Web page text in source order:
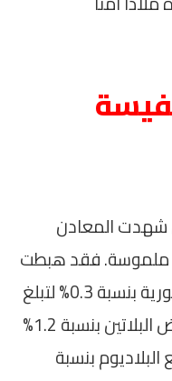
شهدت المعادن
ملموسة. فقد هبطت
أسعار الفضة في المعاملات الفورية بنسبة 0.3% لتبلغ
59.82 دولار للأوقية. بينما انخفض البلاتين بنسبة 1.2%
وتراجع البلاديوم بنسبة